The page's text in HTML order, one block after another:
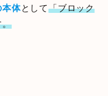
本体として「ブロック
。